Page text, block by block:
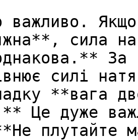
важливо.
сила
За
силi
**вага
Це дуже
плутайте